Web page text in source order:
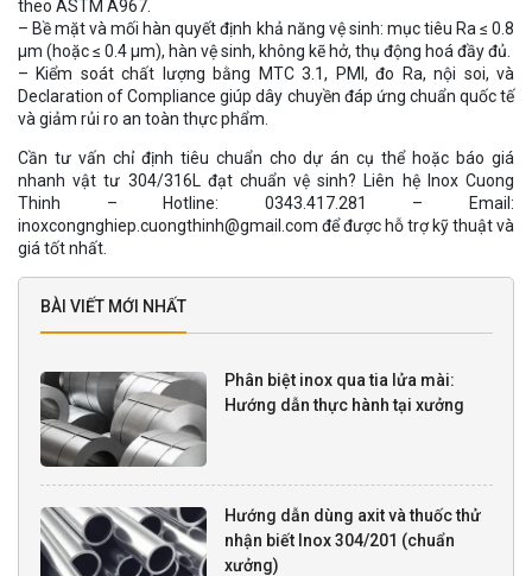
theo ASTM A967.
– Bề mặt và mối hàn quyết định khả năng vệ sinh: mục tiêu Ra ≤ 0.8
µm (hoặc ≤ 0.4 µm), hàn vệ sinh, không kẽ hở, thụ động hoá đầy đủ.
– Kiểm soát chất lượng bằng MTC 3.1, PMI, đo Ra, nội soi, và
Declaration of Compliance giúp dây chuyền đáp ứng chuẩn quốc tế
và giảm rủi ro an toàn thực phẩm.
Cần tư vấn chỉ định tiêu chuẩn cho dự án cụ thể hoặc báo giá
nhanh vật tư 304/316L đạt chuẩn vệ sinh? Liên hệ Inox Cuong
Thinh – Hotline: 0343.417.281 – Email:
inoxcongnghiep.cuongthinh@gmail.com để được hỗ trợ kỹ thuật và
giá tốt nhất.
BÀI VIẾT MỚI NHẤT
Phân biệt inox qua tia lửa mài:
Hướng dẫn thực hành tại xưởng
Hướng dẫn dùng axit và thuốc thử
nhận biết Inox 304/201 (chuẩn
xưởng)